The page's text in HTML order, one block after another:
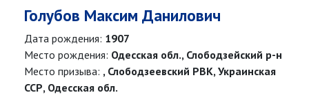
Голубов Максим Данилович
Дата рождения: 1907
Место рождения: Одесская обл., Слободзейский р-н
Место призыва: , Слободзеевский РВК, Украинская
ССР, Одесская обл.